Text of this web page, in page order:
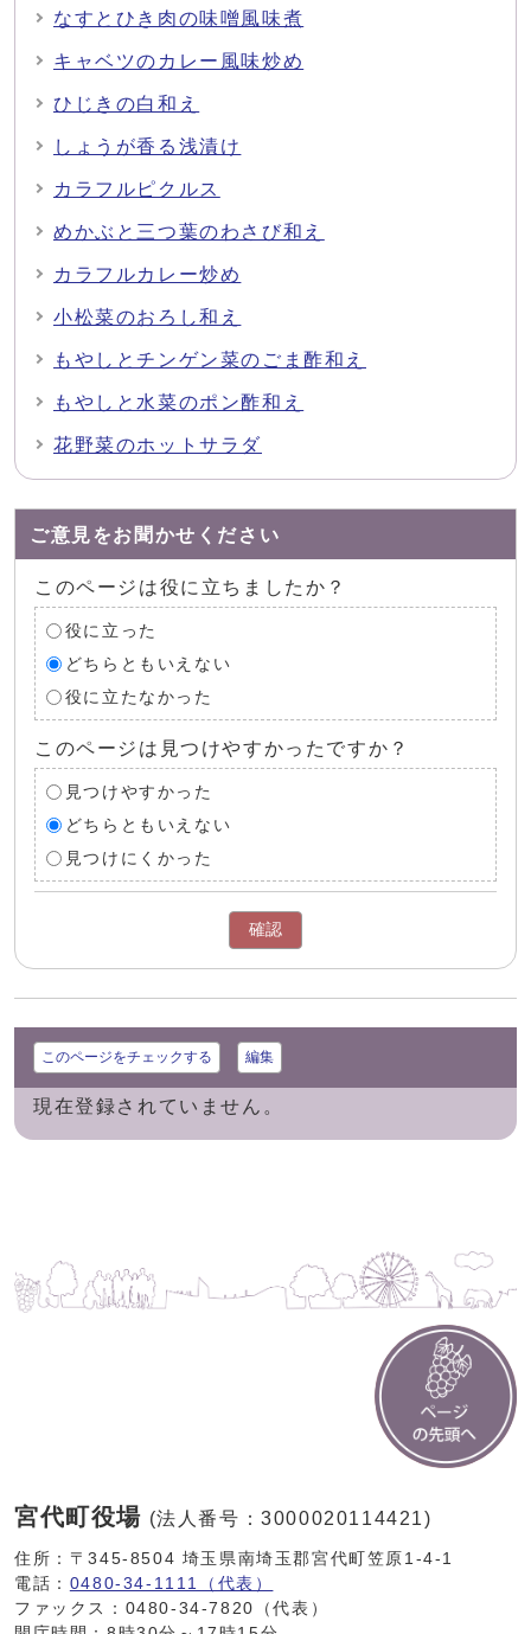
なすとひき肉の味噌風味煮
キャベツのカレー風味炒め
ひじきの白和え
しょうが香る浅漬け
カラフルピクルス
めかぶと三つ葉のわさび和え
カラフルカレー炒め
小松菜のおろし和え
もやしとチンゲン菜のごま酢和え
もやしと水菜のポン酢和え
花野菜のホットサラダ
ご意見をお聞かせください
このページは役に立ちましたか？
役に立った
どちらともいえない
役に立たなかった
このページは見つけやすかったですか？
見つけやすかった
どちらともいえない
見つけにくかった
確認
このページをチェックする 編集
現在登録されていません。
宮代町役場 (法人番号：3000020114421)
住所：〒345-8504 埼玉県南埼玉郡宮代町笠原1-4-1
電話： 0480-34-1111（代表）
ファックス：0480-34-7820（代表）